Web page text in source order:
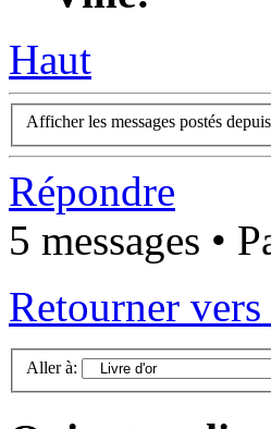
Haut
Afficher les messages postés
Répondre
5 messages •
Retourner
Aller à: